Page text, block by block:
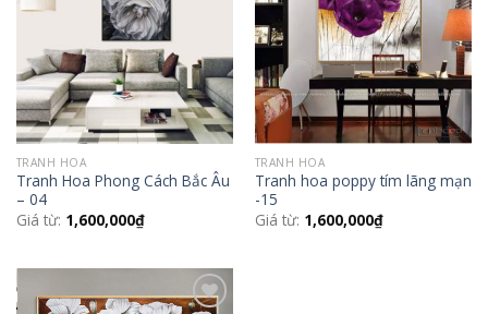
TRANH HOA
Tranh Hoa Phong Cách Bắc Âu
– 04
Giá từ: 1,600,000₫
TRANH HOA
Tranh hoa poppy tím lãng mạn
-15
Giá từ: 1,600,000₫